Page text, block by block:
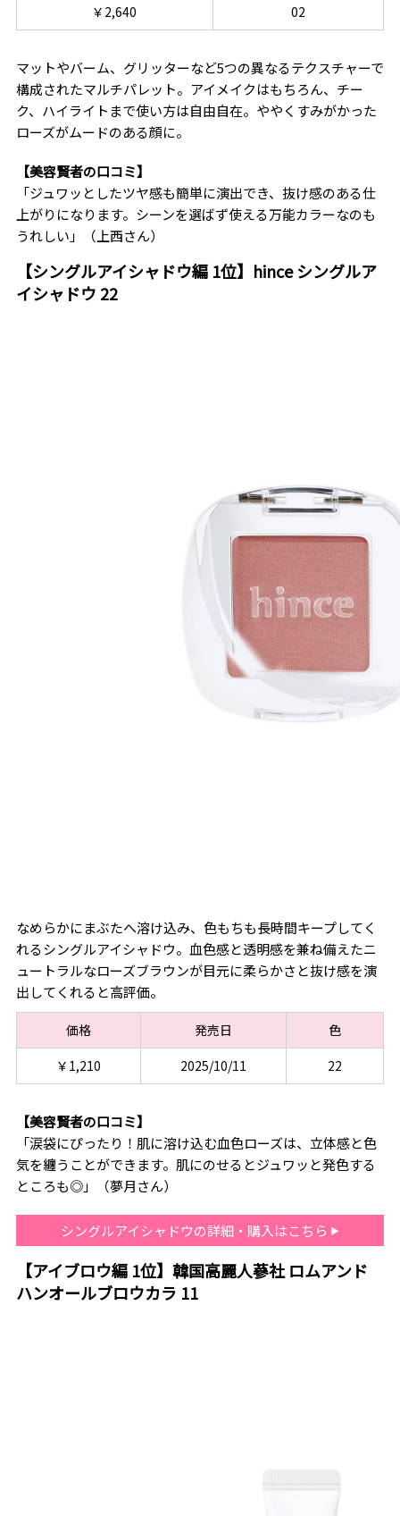
￥2,640 02
マットやバーム、グリッターなど5つの異なるテクスチャーで
構成されたマルチパレット。アイメイクはもちろん、チー
ク、ハイライトまで使い方は自由自在。ややくすみがかった
ローズがムードのある顔に。
【美容賢者の口コミ】
「ジュワッとしたツヤ感も簡単に演出でき、抜け感のある仕
上がりになります。シーンを選ばず使える万能カラーなのも
うれしい」（上西さん）
【シングルアイシャドウ編 1位】hince シングルア
イシャドウ 22
なめらかにまぶたへ溶け込み、色もちも長時間キープしてく
れるシングルアイシャドウ。血色感と透明感を兼ね備えたニ
ュートラルなローズブラウンが目元に柔らかさと抜け感を演
出してくれると高評価。
価格 発売日
色
￥1,210
2025/10/11 22
【美容賢者の口コミ】
「涙袋にぴったり！肌に溶け込む血色ローズは、立体感と色
気を纏うことができます。肌にのせるとジュワッと発色する
ところも◎」（夢月さん）
シングルアイシャドウの詳細・購入はこちら
【アイブロウ編 1位】韓国高麗人蔘社 ロムアンド
ハンオールブロウカラ 11